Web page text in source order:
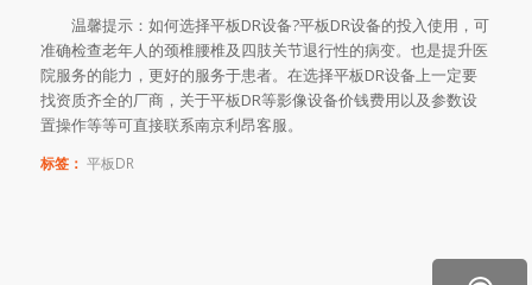
温馨提示：如何选择平板DR设备?平板DR设备的投入使用，可
准确检查老年人的颈椎腰椎及四肢关节退行性的病变。也是提升医
院服务的能力，更好的服务于患者。在选择平板DR设备上一定要
找资质齐全的厂商，关于平板DR等影像设备价钱费用以及参数设
置操作等等可直接联系南京利昂客服。
标签： 平板DR